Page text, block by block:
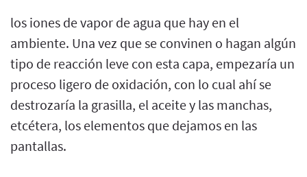
los iones de vapor de agua que hay en el
ambiente. Una vez que se convinen o hagan algún
tipo de reacción leve con esta capa, empezaría un
proceso ligero de oxidación, con lo cual ahí se
destrozaría la grasilla, el aceite y las manchas,
etcétera, los elementos que dejamos en las
pantallas.